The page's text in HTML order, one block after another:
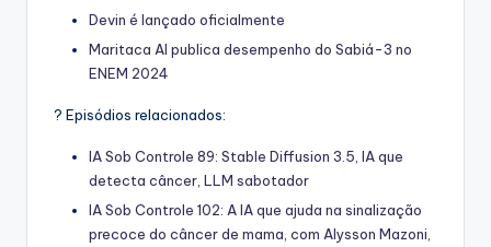
Devin é lançado oficialmente
Maritaca AI publica desempenho do Sabiá-3 no
ENEM 2024
? Episódios relacionados:
IA Sob Controle 89: Stable Diffusion 3.5, IA que
detecta câncer, LLM sabotador
IA Sob Controle 102: A IA que ajuda na sinalização
precoce do câncer de mama, com Alysson Mazoni,